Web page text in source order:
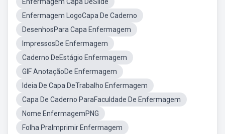
Enfermagem LogoCapa De Caderno
DesenhosPara Capa Enfermagem
ImpressosDe Enfermagem
Caderno DeEstágio Enfermagem
GIF AnotaçãoDe Enfermagem
Ideia De Capa DeTrabalho Enfermagem
Capa De Caderno ParaFaculdade De Enfermagem
Nome EnfermagemPNG
Folha PraImprimir Enfermagem